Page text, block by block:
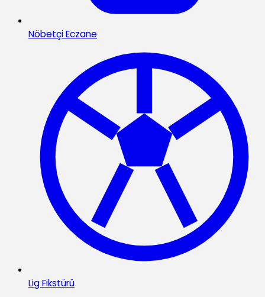
Nöbetçi Eczane
Lig Fikstürü